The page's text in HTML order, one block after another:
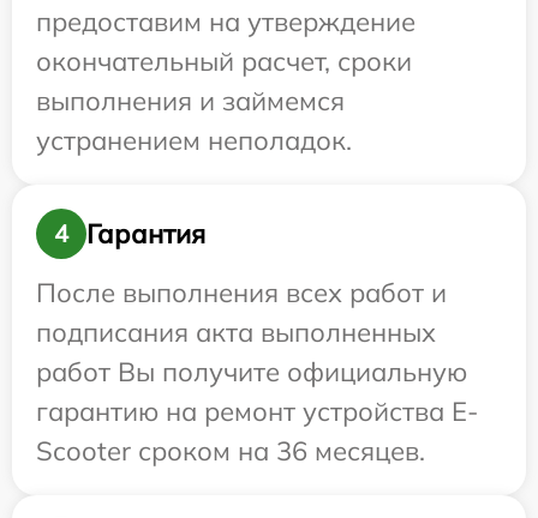
предоставим на утверждение
окончательный расчет, сроки
выполнения и займемся
устранением неполадок.
4
Гарантия
После выполнения всех работ и
подписания акта выполненных
работ Вы получите официальную
гарантию на ремонт устройства E-
Scooter сроком на 36 месяцев.